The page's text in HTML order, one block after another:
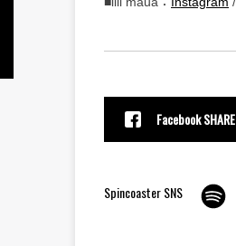
Facebook SHARE
Spincoaster SNS